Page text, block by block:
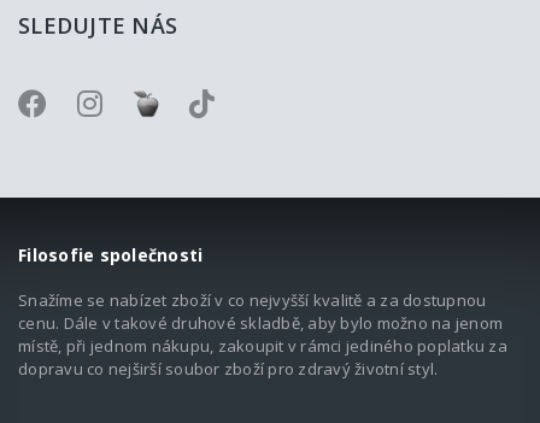
SLEDUJTE NÁS
Filosofie společnosti
Snažíme se nabízet zboží v co nejvyšší kvalitě a za dostupnou
cenu. Dále v takové druhové skladbě, aby bylo možno na jenom
místě, při jednom nákupu, zakoupit v rámci jediného poplatku za
dopravu co nejširší soubor zboží pro zdravý životní styl.